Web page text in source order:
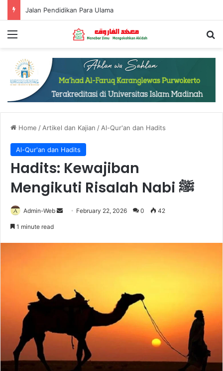
Menjadi Muslim yang Bermanfaat
Menu
Home /Artikel dan Kajian /Al-Qur'an dan Hadits
Al-Qur'an dan Hadits
Hadits: Kewajiban
Mengikuti Risalah Nabi ﷺ
Admin-Web
Send February 22, 2026 0 42
1 minute read